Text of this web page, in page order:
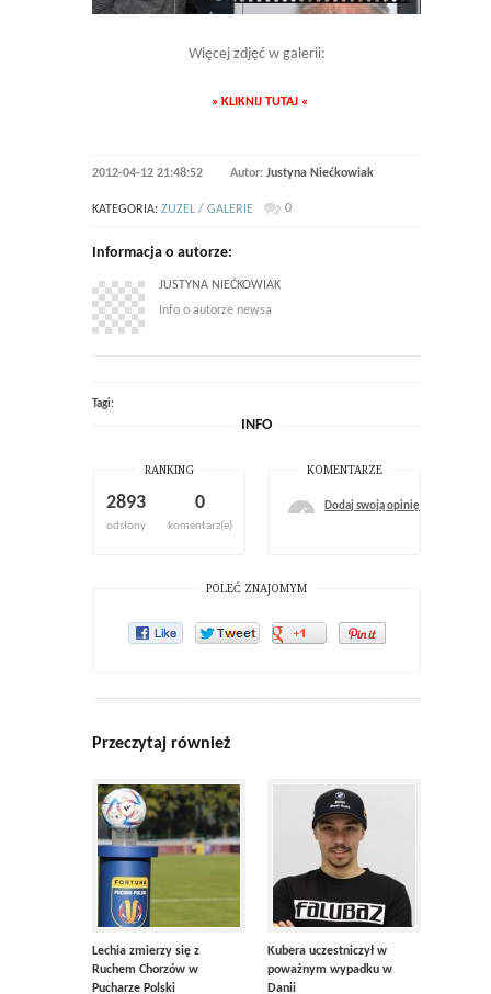
Więcej zdjęć w galerii:
» KLIKNIJ TUTAJ «
2012-04-12 21:48:52 Autor: Justyna Niećkowiak
KATEGORIA: ZUZEL / GALERIE 0
Informacja o autorze:
JUSTYNA NIEĆKOWIAK
Info o autorze newsa
Tagi:
INFO
RANKING
2893
odsłony
0
komentarz(e)
KOMENTARZE
Dodaj swoją opinię
POLEĆ ZNAJOMYM
Przeczytaj również
Lechia zmierzy się z
Ruchem Chorzów w
Pucharze Polski
Kubera uczestniczył w
poważnym wypadku w
Danii